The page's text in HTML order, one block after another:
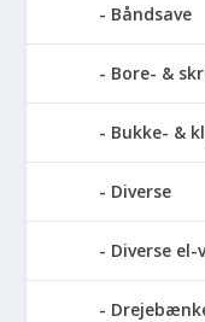
Båndsave
Bore- &
Bukke- &
Diverse
Diverse